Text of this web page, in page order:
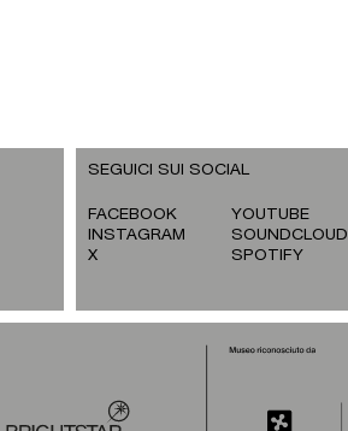
SEGUICI SUI SOCIAL
FACEBOOK
INSTAGRAM
X
YOUTUBE
SOUNDCLOUD
SPOTIFY